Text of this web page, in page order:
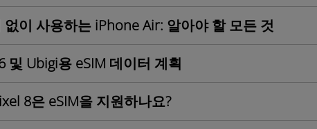
없이 사용하는 iPhone Air: 알아야 할 모든 것
및 Ubigi용 eSIM 데이터 계획
8은 eSIM을 지원하나요?